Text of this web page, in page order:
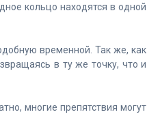
кольцо находятся в одной
временной. Так же, как
в ту же точку, что и
многие препятствия могут